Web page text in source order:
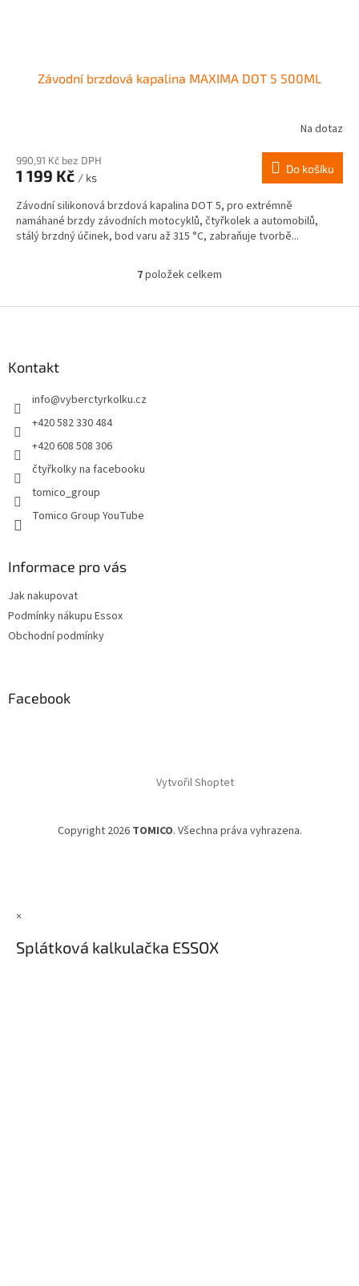
Závodní brzdová kapalina MAXIMA DOT 5 500ML
Na dotaz
990,91 Kč bez DPH
1 199 Kč / ks
Do košíku
Závodní silikonová brzdová kapalina DOT 5, pro extrémně
namáhané brzdy závodních motocyklů, čtyřkolek a automobilů,
stálý brzdný účinek, bod varu až 315 °C, zabraňuje tvorbě...
O
l
7položek celkem
Kontakt
info@vyberctyrkolku.cz
+420 582 330 484
+420 608 508 306
čtyřkolky na facebooku
tomico_group
Tomico Group YouTube
Informace pro vás
Jak nakupovat
Podmínky nákupu Essox
Obchodní podmínky
Facebook
Vytvořil Shoptet
Copyright 2026 TOMICO. Všechna práva vyhrazena.
×
Splátková kalkulačka ESSOX